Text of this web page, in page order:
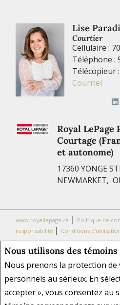
Nous utilisons des témoins
Nous prenons la protection de
personnels au sérieux. En
accepter », vous consentez au
Lise
Courtier
Cellulaire :
Téléphone :
Télécopieur
Courriel
Royal LePage
Courtage
et autonome)
17360 YONGE
NEWMARKET,
www.royallepage.ca | Politique de
responsabilité | Conditions
Tous les renseignements affichés sont
indépendante. Aucune garantie ni
que ce soit est donnée quant à
Ne vise pas à solliciter les acheteurs
locataires actuellement sous contrat.